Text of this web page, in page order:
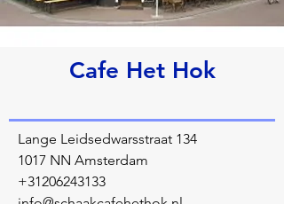
Cafe Het Hok
Lange Leidsedwarsstraat 134
1017 NN Amsterdam
+31206243133